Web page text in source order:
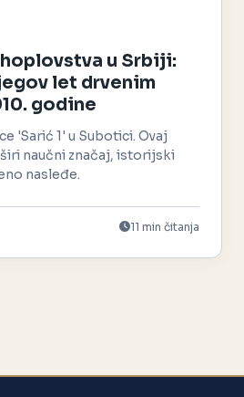
u Srbiji:
let drvenim
godine
'Sarić 1' u Subotici. Ovaj
naučni značaj, istorijski
nasleđe.
11 min čitanja